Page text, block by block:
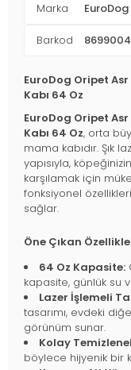
Marka EuroDog
Barkod
EuroDog Oripet
Kabı 64 Oz
EuroDog Oripet
Kabı 64 Oz, orta
mama kabıdır. Şık
yapısıyla,
karşılamak için
fonksiyonel
sağlar.
Öne Çıkan
64 Oz Kapasite:
kapasite, günlük su
Lazer İşlemeli
tasarımı, evdeki
görünüm sunar.
Kolay
böylece hijyenik bir